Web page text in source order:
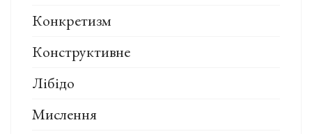
Конкретизм
Конструктивне
Лібідо
Мислення